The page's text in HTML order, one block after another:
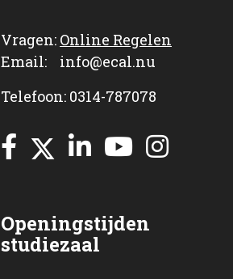
Vragen: Online Regelen
Email: info@ecal.nu
Telefoon: 0314-787078
Openingstijden
studiezaal